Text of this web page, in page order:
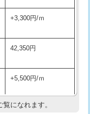
5,500円
5,500円
11,000円
+3,300円/ｍ
42,350円
+5,500円/ｍ
現地調査
になれます。